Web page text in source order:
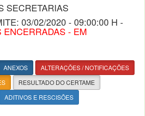
SECRETARIAS
03/02/2020 - 09:00:00 H -
ENCERRADAS - EM
ANEXOS
ALTERAÇÕES / NOTIFICAÇÕES
RESULTADO DO CERTAME
ADITIVOS E RESCISÕES